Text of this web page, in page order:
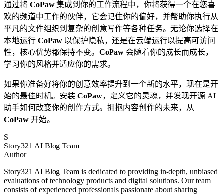
通过将 CoPaw 集成到你的工作流程中，你将获得一个在您喜
欢的频道中工作的伙伴，它会记住你的偏好，并帮助你执行从
平凡的文件组织到复杂的创意写作等各种任务。无论你选择在
本地运行 CoPaw 以保护隐私，还是在云端运行以提高可访问
性，核心优势都保持不变。 CoPaw 会随着你的成长而成长，
学习你的风格并适应你的需求。
如果你准备好将你的创意效率提升到一个新的水平，现在是开
始的最佳时机。安装 CoPaw，定义它的灵魂，并发现开源 AI
助手如何改变你的创作方式。拥抱内容创作的未来，从
CoPaw 开始。
S
Story321 AI Blog Team
Author
Story321 AI Blog Team is dedicated to providing in-depth, unbiased
evaluations of technology products and digital solutions. Our team
consists of experienced professionals passionate about sharing